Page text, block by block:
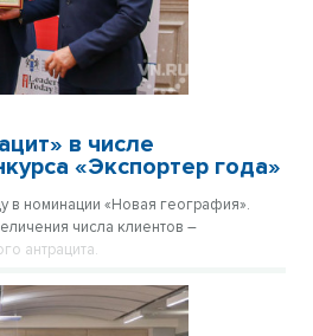
в числе
«Экспортер года»
в номинации «Новая география».
числа клиентов –
антрацита.